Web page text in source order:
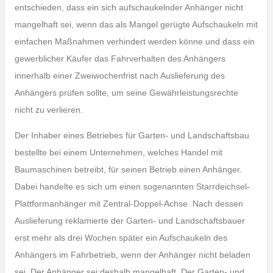
entschieden, dass ein sich aufschaukelnder Anhänger nicht
mangelhaft sei, wenn das als Mangel gerügte Aufschaukeln mit
einfachen Maßnahmen verhindert werden könne und dass ein
gewerblicher Käufer das Fahrverhalten des Anhängers
innerhalb einer Zweiwochenfrist nach Auslieferung des
Anhängers prüfen sollte, um seine Gewährleistungsrechte
nicht zu verlieren.
Der Inhaber eines Betriebes für Garten- und Landschaftsbau
bestellte bei einem Unternehmen, welches Handel mit
Baumaschinen betreibt, für seinen Betrieb einen Anhänger.
Dabei handelte es sich um einen sogenannten Starrdeichsel-
Plattformanhänger mit Zentral-Doppel-Achse. Nach dessen
Auslieferung reklamierte der Garten- und Landschaftsbauer
erst mehr als drei Wochen später ein Aufschaukeln des
Anhängers im Fahrbetrieb, wenn der Anhänger nicht beladen